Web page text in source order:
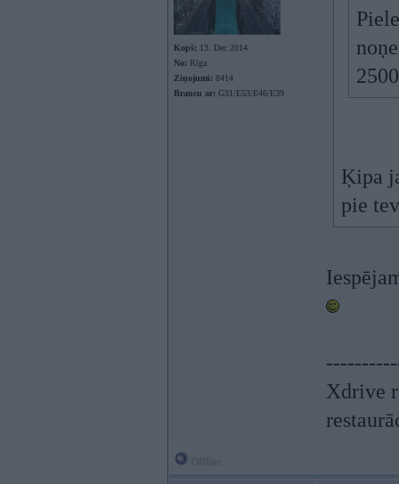
Kopš: 13. Dec 2014
No: Rīga
Ziņojumi: 8414
Braucu ar: G31/E53/E46/E39
Ķipa
pie
Xdrive